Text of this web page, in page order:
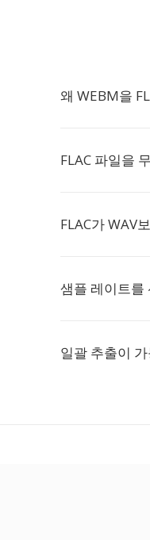
왜 WEBM을
FLAC 파일을
FLAC가 WAV
샘플 레이트를
일괄 추출이